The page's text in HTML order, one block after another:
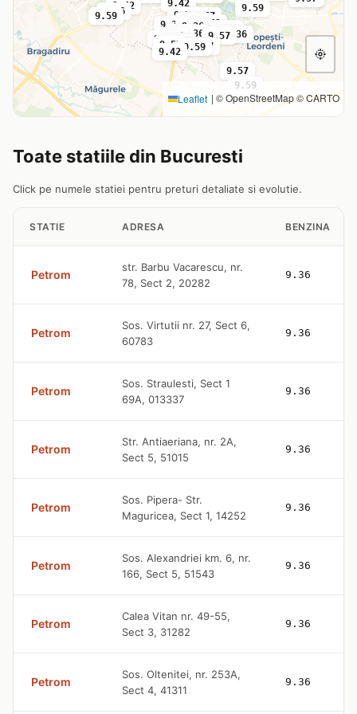
9.479.47
9.47
9.36
9.36
9.36
9.36 9.36
9.51
9.42
9.42
9.42
9.57
9.42 9.57
9.57
9.57
9.57
9.59
9.59 9.59
9.59
9.59
9.59
9.59
9.59
9.36
9.57
Leaflet | © OpenStreetMap © CARTO
Toate statiile din Bucuresti
Click pe numele statiei pentru preturi detaliate si evolutie.
STATIE ADRESA BENZINA
Petrom
str. Barbu Vacarescu, nr.
78, Sect 2, 20282
9.36
Petrom
Sos. Virtutii nr. 27, Sect 6,
60783
9.36
Petrom
Sos. Straulesti, Sect 1
69A, 013337
9.36
Petrom
Str. Antiaeriana, nr. 2A,
Sect 5, 51015
9.36
Petrom
Sos. Pipera- Str.
Maguricea, Sect 1, 14252
9.36
Petrom
Sos. Alexandriei km. 6, nr.
166, Sect 5, 51543
9.36
Petrom
Calea Vitan nr. 49-55,
Sect 3, 31282
9.36
Petrom
Sos. Oltenitei, nr. 253A,
Sect 4, 41311
9.36